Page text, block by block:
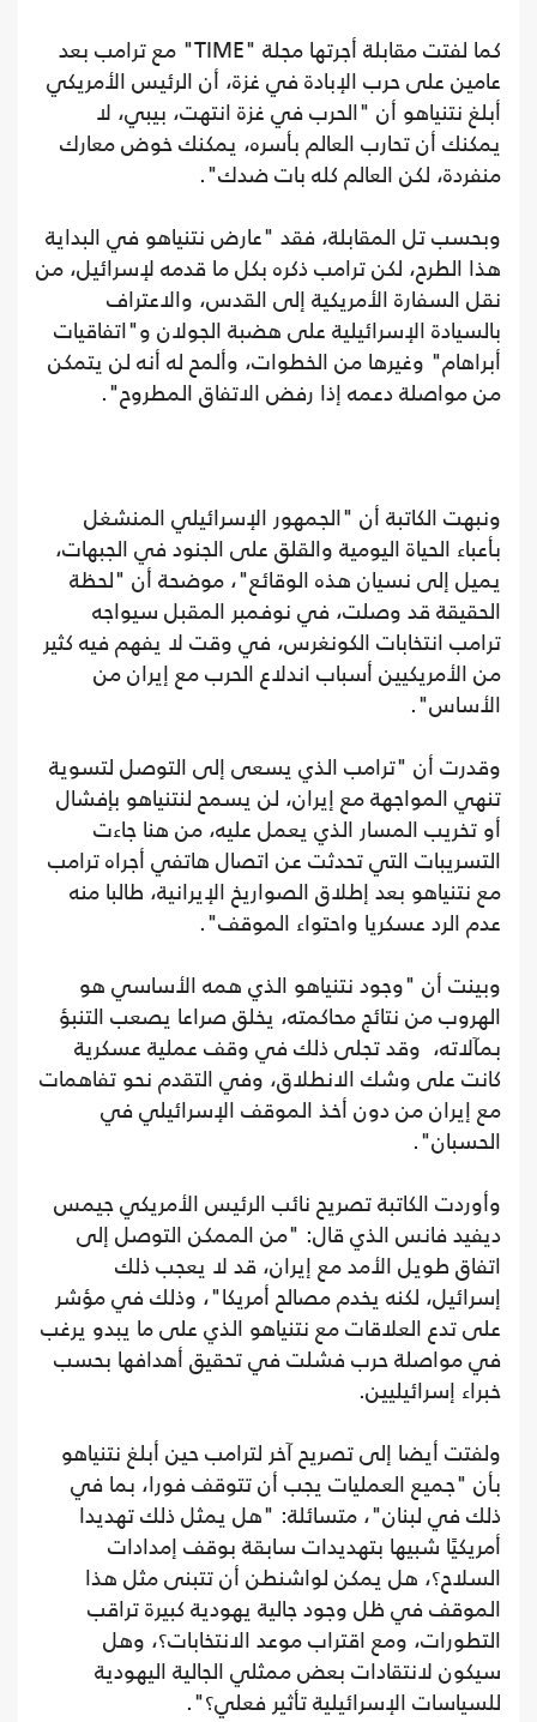
كما لفتت مقابلة أجرتها مجلة "TIME" مع ترامب بعد
عامين على حرب الإبادة في غزة، أن الرئيس الأمريكي
أبلغ نتنياهو أن "الحرب في غزة انتهت، بيبي، لا
يمكنك أن تحارب العالم بأسره، يمكنك خوض معارك
منفردة، لكن العالم كله بات ضدك".
وبحسب تل المقابلة، فقد "عارض نتنياهو في البداية
هذا الطرح، لكن ترامب ذكره بكل ما قدمه لإسرائيل، من
نقل السفارة الأمريكية إلى القدس، والاعتراف
بالسيادة الإسرائيلية على هضبة الجولان و"اتفاقيات
أبراهام" وغيرها من الخطوات، وألمح له أنه لن يتمكن
من مواصلة دعمه إذا رفض الاتفاق المطروح".
ونبهت الكاتبة أن "الجمهور الإسرائيلي المنشغل
بأعباء الحياة اليومية والقلق على الجنود في الجبهات،
يميل إلى نسيان هذه الوقائع"، موضحة أن "لحظة
الحقيقة قد وصلت، في نوفمبر المقبل سيواجه
ترامب انتخابات الكونغرس، في وقت لا يفهم فيه كثير
من الأمريكيين أسباب اندلاع الحرب مع إيران من
الأساس".
وقدرت أن "ترامب الذي يسعى إلى التوصل لتسوية
تنهي المواجهة مع إيران، لن يسمح لنتنياهو بإفشال
أو تخريب المسار الذي يعمل عليه، من هنا جاءت
التسريبات التي تحدثت عن اتصال هاتفي أجراه ترامب
مع نتنياهو بعد إطلاق الصواريخ الإيرانية، طالبا منه
عدم الرد عسكريا واحتواء الموقف".
وبينت أن "وجود نتنياهو الذي همه الأساسي هو
الهروب من نتائج محاكمته، يخلق صراعا يصعب التنبؤ
بمآلاته، وقد تجلى ذلك في وقف عملية عسكرية
كانت على وشك الانطلاق، وفي التقدم نحو تفاهمات
مع إيران من دون أخذ الموقف الإسرائيلي في
الحسبان".
وأوردت الكاتبة تصريح نائب الرئيس الأمريكي جيمس
ديفيد فانس الذي قال: "من الممكن التوصل إلى
اتفاق طويل الأمد مع إيران، قد لا يعجب ذلك
إسرائيل، لكنه يخدم مصالح أمريكا"، وذلك في مؤشر
على تدع العلاقات مع نتنياهو الذي على ما يبدو يرغب
في مواصلة حرب فشلت في تحقيق أهدافها بحسب
خبراء إسرائيليين.
ولفتت أيضا إلى تصريح آخر لترامب حين أبلغ نتنياهو
بأن "جميع العمليات يجب أن تتوقف فورا، بما في
ذلك في لبنان"، متسائلة: "هل يمثل ذلك تهديدا
أمريكيًا شبيها بتهديدات سابقة بوقف إمدادات
السلاح؟، هل يمكن لواشنطن أن تتبنى مثل هذا
الموقف في ظل وجود جالية يهودية كبيرة تراقب
التطورات، ومع اقتراب موعد الانتخابات؟، وهل
سيكون لانتقادات بعض ممثلي الجالية اليهودية
للسياسات الإسرائيلية تأثير فعلي؟".